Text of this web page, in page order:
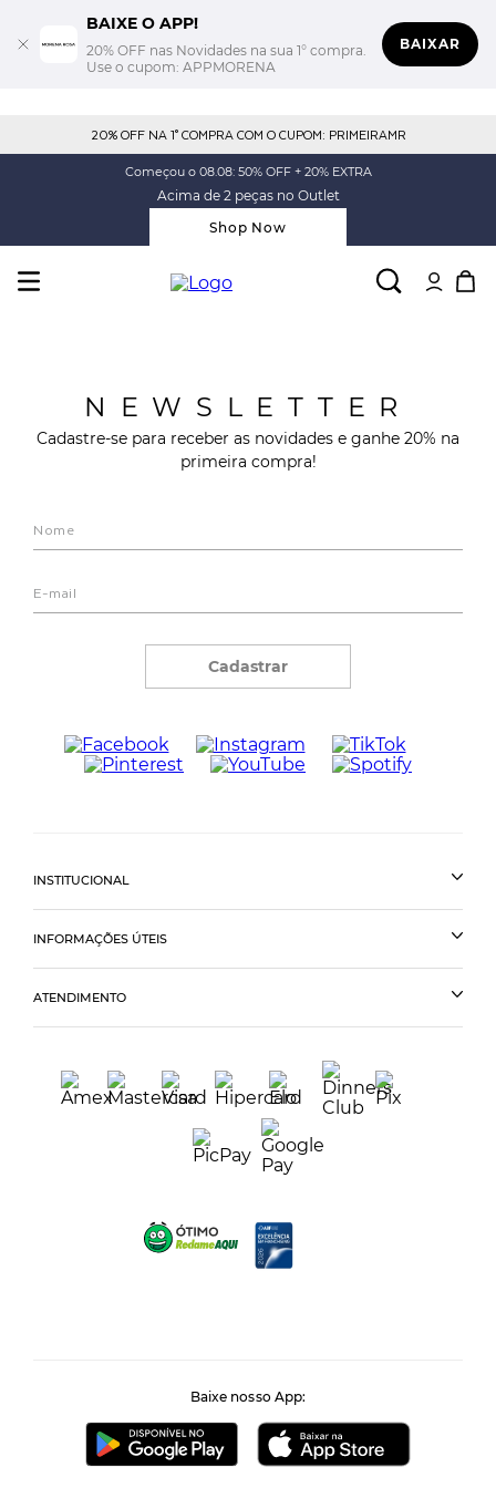
BAIXE O APP!
20% OFF nas Novidades na sua 1° compra.
Use o cupom: APPMORENA
BAIXAR
20% OFF NA 1° COMPRA COM O CUPOM: PRIMEIRAMR
Começou o 08.08: 50% OFF + 20% EXTRA
Acima de 2 peças no Outlet
Shop Now
NEWSLETTER
Cadastre-se para receber as novidades e ganhe 20% na
primeira compra!
Cadastrar
INSTITUCIONAL
INFORMAÇÕES ÚTEIS
ATENDIMENTO
Baixe nosso App: